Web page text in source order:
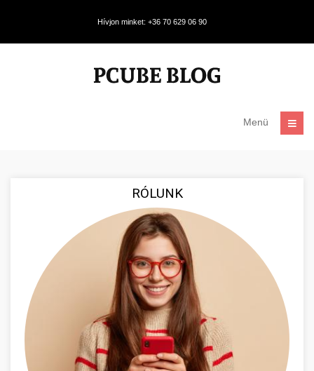
Hívjon minket: +36 70 629 06 90
Menü
RÓLUNK